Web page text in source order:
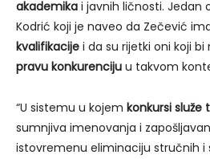
akademika i javnih ličnosti. Jedan
Kodrić koji je naveo da Zečević
kvalifikacije i da su rijetki oni koji
pravu konkurenciju u takvom
“U sistemu u kojem konkursi služe
sumnjiva imenovanja i
istovremenu eliminaciju stručnih i